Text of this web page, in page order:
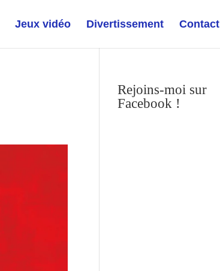
Jeux vidéo Divertissement Contact
Rejoins-moi sur
Facebook !